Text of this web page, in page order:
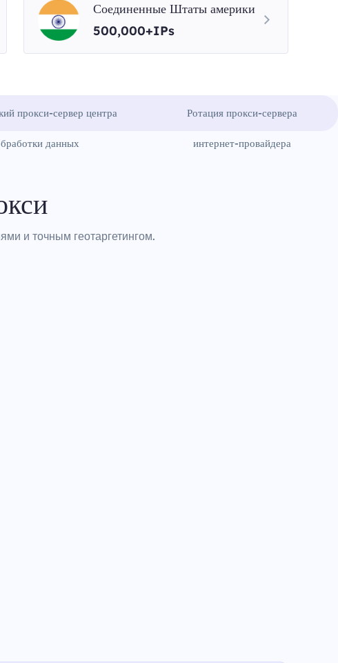
Соединенные Штаты америки
500,000+IPs
прокси-сервер центра
данных
Ротация прокси-сервера
интернет-провайдера
и точным геотаргетингом.